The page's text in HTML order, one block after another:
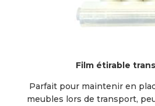
Film étirable
Parfait pour maintenir en
meubles lors de transport,